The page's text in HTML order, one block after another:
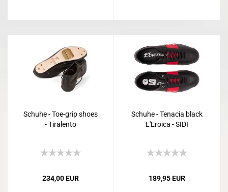
Schuhe - Toe-grip shoes
- Tiralento
234,00 EUR
Schuhe - Tenacia black
L'Eroica - SIDI
189,95 EUR